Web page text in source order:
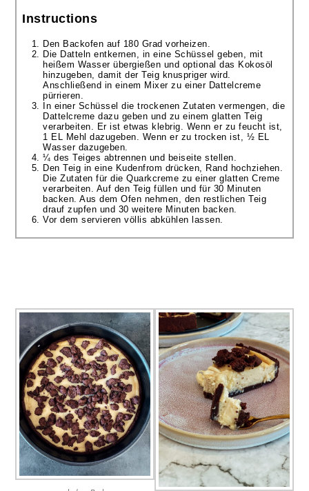
Instructions
Den Backofen auf 180 Grad vorheizen.
Die Datteln entkernen, in eine Schüssel geben, mit
heißem Wasser übergießen und optional das Kokosöl
hinzugeben, damit der Teig knuspriger wird.
Anschließend in einem Mixer zu einer Dattelcreme
pürrieren.
In einer Schüssel die trockenen Zutaten vermengen, die
Dattelcreme dazu geben und zu einem glatten Teig
verarbeiten. Er ist etwas klebrig. Wenn er zu feucht ist,
1 EL Mehl dazugeben. Wenn er zu trocken ist, ½ EL
Wasser dazugeben.
¼ des Teiges abtrennen und beiseite stellen.
Den Teig in eine Kudenfrom drücken, Rand hochziehen.
Die Zutaten für die Quarkcreme zu einer glatten Creme
verarbeiten. Auf den Teig füllen und für 30 Minuten
backen. Aus dem Ofen nehmen, den restlichen Teig
drauf zupfen und 30 weitere Minuten backen.
Vor dem servieren völlis abkühlen lassen.